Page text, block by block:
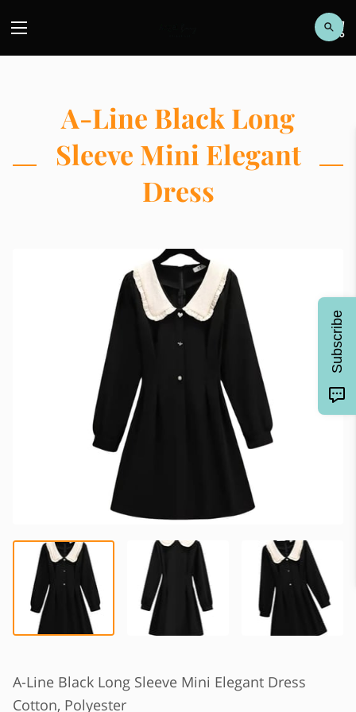
A-Line Black Long
Sleeve Mini Elegant
Dress
A-Line Black Long Sleeve Mini Elegant Dress
Cotton, Polyester
Subscribe